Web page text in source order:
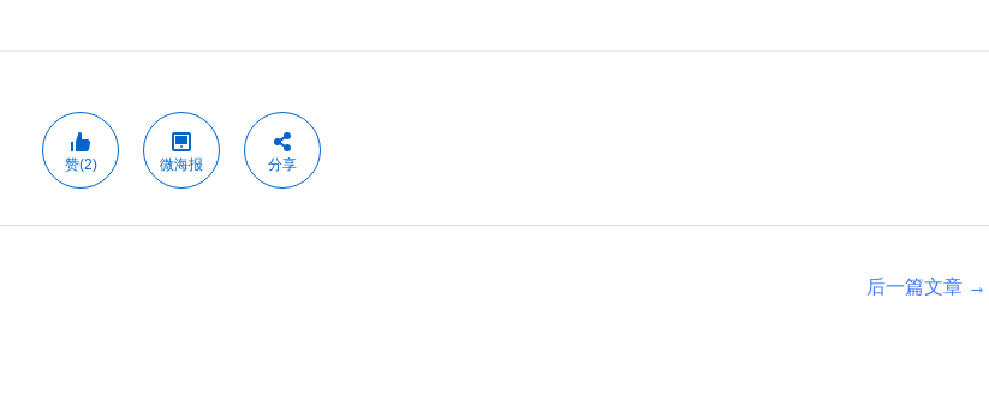
赞(2) 微海报 分享
后一篇文章 →